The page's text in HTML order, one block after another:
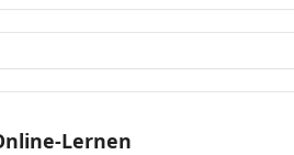
Lernen